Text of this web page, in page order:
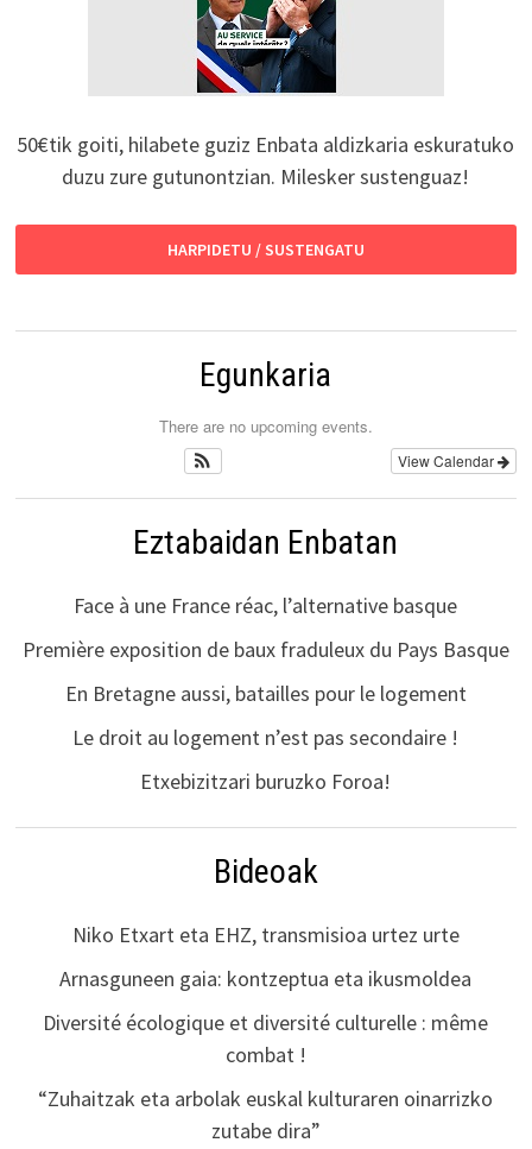
50€tik goiti, hilabete guziz Enbata aldizkaria eskuratuko
duzu zure gutunontzian. Milesker sustenguaz!
HARPIDETU / SUSTENGATU
Egunkaria
There are no upcoming events.
View Calendar
Eztabaidan Enbatan
Face à une France réac, l’alternative basque
Première exposition de baux fraduleux du Pays Basque
En Bretagne aussi, batailles pour le logement
Le droit au logement n’est pas secondaire !
Etxebizitzari buruzko Foroa!
Bideoak
Niko Etxart eta EHZ, transmisioa urtez urte
Arnasguneen gaia: kontzeptua eta ikusmoldea
Diversité écologique et diversité culturelle : même
combat !
“Zuhaitzak eta arbolak euskal kulturaren oinarrizko
zutabe dira”